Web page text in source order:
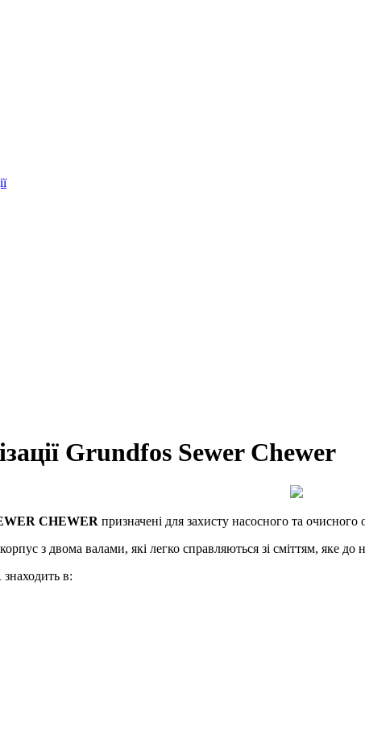
Grundfos Sewer Chewer
CHEWER призначені для захисту насосного та
з двома валами, які легко справляються зі сміттям, яке
в: